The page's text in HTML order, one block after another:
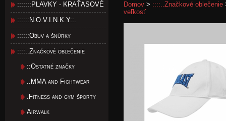
:::::::PLAVKY - KRAŤASOVÉ
::::::N.O.V.I.N.K.Y::.
::::::Obuv a šnúrky
::::..Značkové oblečenie
::Ostatné značky
..MMA and Fightwear
.Fitness and gym športy
Airwalk
Domov > ::::..Značkové oblečenie
veľkosť